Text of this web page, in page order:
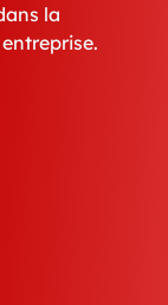
la